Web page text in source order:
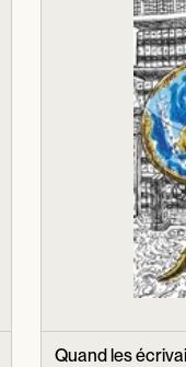
Quand les